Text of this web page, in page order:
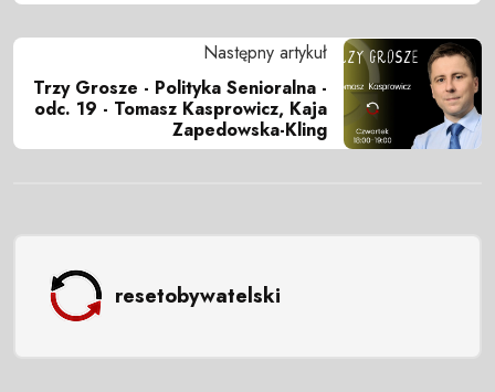
Następny artykuł
Trzy Grosze - Polityka Senioralna -
odc. 19 - Tomasz Kasprowicz, Kaja
Zapedowska-Kling
resetobywatelski